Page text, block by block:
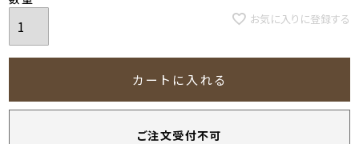
お気に入りに登録する
カートに入れる
ご注文受付不可